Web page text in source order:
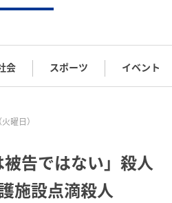
会 スポーツ イベント
曜日）
被告ではない」殺人
施設点滴殺人